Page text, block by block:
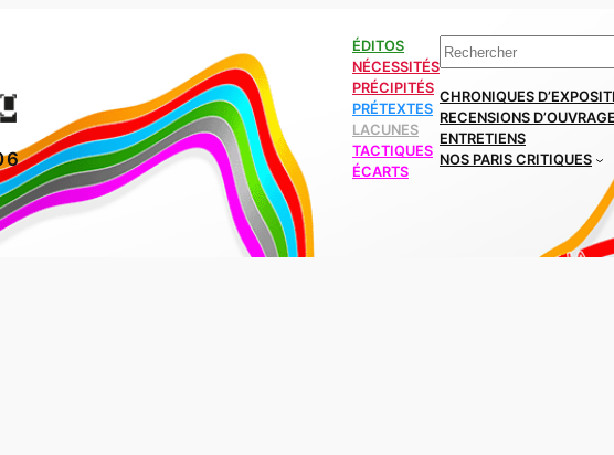
ÉDITOS
NÉCESSITÉS
PRÉCIPITÉS
PRÉTEXTES
LACUNES
TACTIQUES
ÉCARTS
Rechercher
CHRONIQUES
RECENSIONS
ENTRETIENS
NOS PARIS CRITIQUES